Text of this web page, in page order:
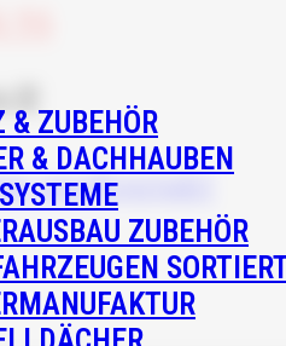
ZUBEHÖR
& DACHHAUBEN
ZUBEHÖR
unsKontakt